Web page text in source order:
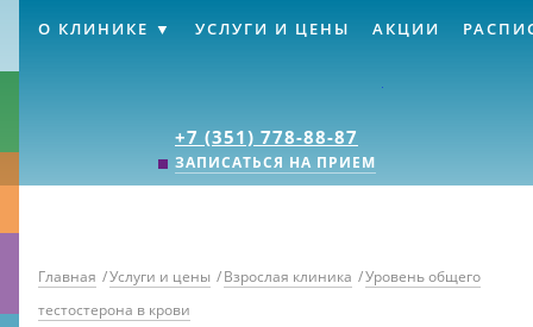
+7 (351) 778-88-87
ЗАПИСАТЬСЯ НА ПРИЕМ
О КЛИНИКЕ УСЛУГИ И ЦЕНЫ АКЦИИ
Главная /Услуги и цены /Взрослая клиника /Уровень общего
тестостерона в крови